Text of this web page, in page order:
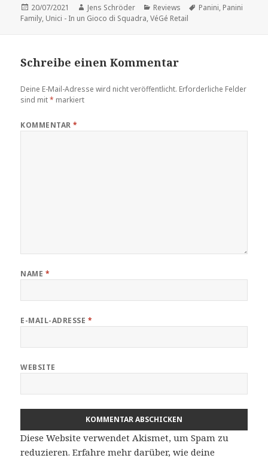
Veröffentlicht
am
20/07/2021 Autor
Jens Schröder Kategorien
Reviews Schlagwörter
Panini, Panini
Family, Unici - In un Gioco di Squadra,VéGé Retail
Schreibe einen Kommentar
Deine E-Mail-Adresse wird nicht veröffentlicht. Erforderliche Felder
sind mit* markiert
KOMMENTAR*
NAME *
E-MAIL-ADRESSE *
WEBSITE
Diese Website verwendet Akismet, um Spam zu
reduzieren.Erfahre mehr darüber, wie deine